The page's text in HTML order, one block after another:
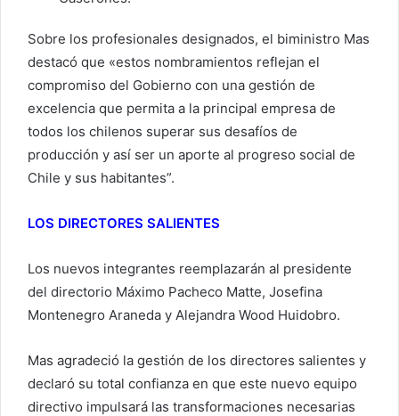
Sobre los profesionales designados, el biministro Mas
destacó que «estos nombramientos reflejan el
compromiso del Gobierno con una gestión de
excelencia que permita a la principal empresa de
todos los chilenos superar sus desafíos de
producción y así ser un aporte al progreso social de
Chile y sus habitantes”.
LOS DIRECTORES SALIENTES
Los nuevos integrantes reemplazarán al presidente
del directorio Máximo Pacheco Matte, Josefina
Montenegro Araneda y Alejandra Wood Huidobro.
Mas agradeció la gestión de los directores salientes y
declaró su total confianza en que este nuevo equipo
directivo impulsará las transformaciones necesarias